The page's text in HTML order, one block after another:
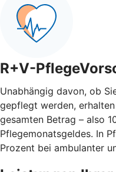
R+V-
Unabhängig davon, ob
gepflegt werden,
gesamten Betrag – also
Pflegemonatsgeldes. In
Prozent bei ambulanter